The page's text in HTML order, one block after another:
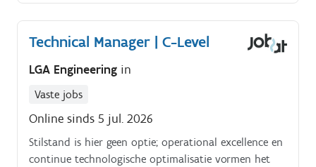
onderhoud.
Technical Manager | C-Level
LGA Engineering in
Vaste jobs
Online sinds 5 jul. 2026
Stilstand is hier geen optie; operational excellence en
continue technologische optimalisatie vormen het